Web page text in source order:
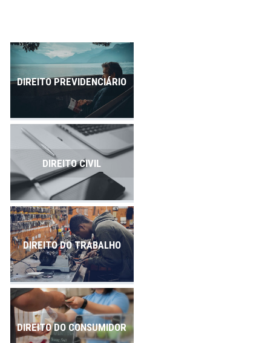
Contato
DIREITO PREVIDENCIÁRIO
DIREITO CIVIL
DIREITO DO TRABALHO
DIREITO DO CONSUMIDOR